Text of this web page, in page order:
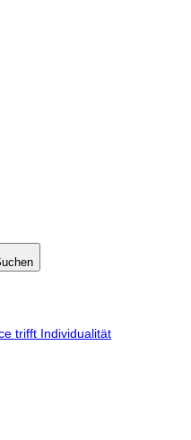
trifft Individualität